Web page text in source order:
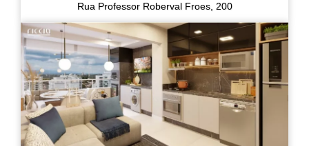
Rua Professor Roberval Froes, 200